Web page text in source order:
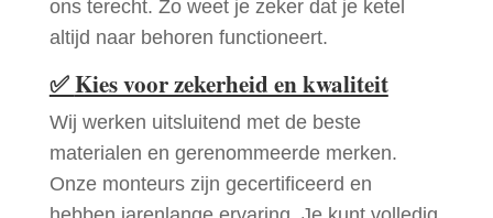
ons terecht. Zo weet je zeker dat je ketel
altijd naar behoren functioneert.
✅Kies voor zekerheid en kwaliteit
Wij werken uitsluitend met de beste
materialen en gerenommeerde merken.
Onze monteurs zijn gecertificeerd en